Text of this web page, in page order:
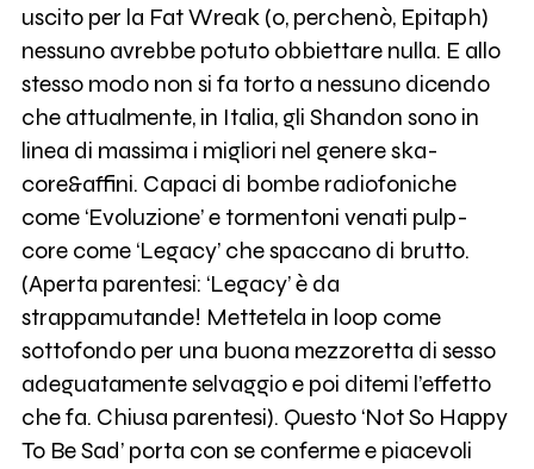
uscito per la Fat Wreak (o, perchenò, Epitaph)
nessuno avrebbe potuto obbiettare nulla. E allo
stesso modo non si fa torto a nessuno dicendo
che attualmente, in Italia, gli Shandon sono in
linea di massima i migliori nel genere ska-
core&affini. Capaci di bombe radiofoniche
come ‘Evoluzione’ e tormentoni venati pulp-
core come ‘Legacy’ che spaccano di brutto.
(Aperta parentesi: ‘Legacy’ è da
strappamutande! Mettetela in loop come
sottofondo per una buona mezzoretta di sesso
adeguatamente selvaggio e poi ditemi l’effetto
che fa. Chiusa parentesi). Questo ‘Not So Happy
To Be Sad’ porta con se conferme e piacevoli